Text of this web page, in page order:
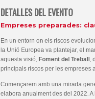
DETALLES DEL EVENTO
Empreses preparades:
En un entorn on els riscos
la Unió Europea va plantejar, el
aquesta visió, Foment del Treball ,
principals riscos per les empreses
Començarem amb una mirada
elabora anualment des del 2022.